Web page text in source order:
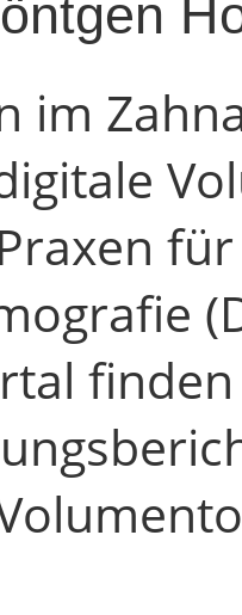
im